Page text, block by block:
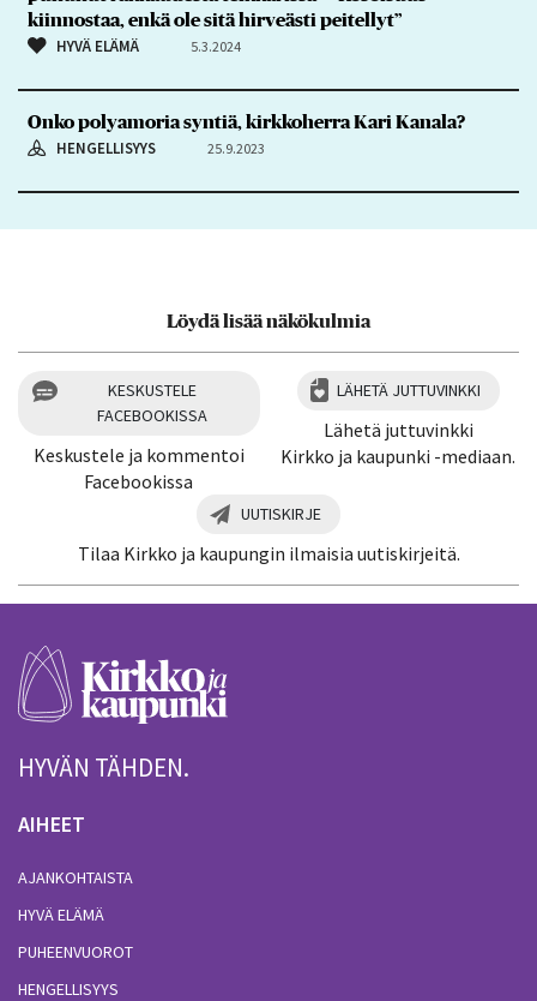
kiinnostaa, enkä ole sitä hirveästi peitellyt”
HYVÄ ELÄMÄ 5.3.2024
Onko polyamoria syntiä, kirkkoherra Kari Kanala?
HENGELLISYYS 25.9.2023
Löydä lisää näkökulmia
KESKUSTELE
FACEBOOKISSA
Keskustele ja kommentoi
Facebookissa
LÄHETÄ JUTTUVINKKI
Lähetä juttuvinkki
Kirkko ja kaupunki -mediaan.
UUTISKIRJE
Tilaa Kirkko ja kaupungin ilmaisia uutiskirjeitä.
HYVÄN TÄHDEN.
AIHEET
AJANKOHTAISTA
HYVÄ ELÄMÄ
PUHEENVUOROT
HENGELLISYYS